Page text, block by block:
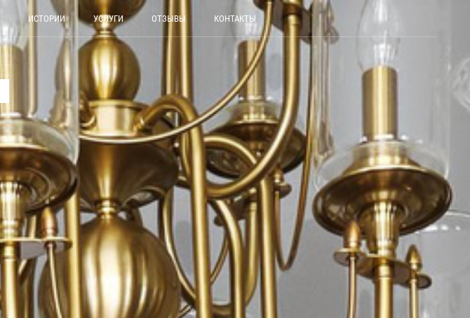
ИСТОРИИ УСЛУГИ ОТЗЫВЫ КОНТАКТЫ